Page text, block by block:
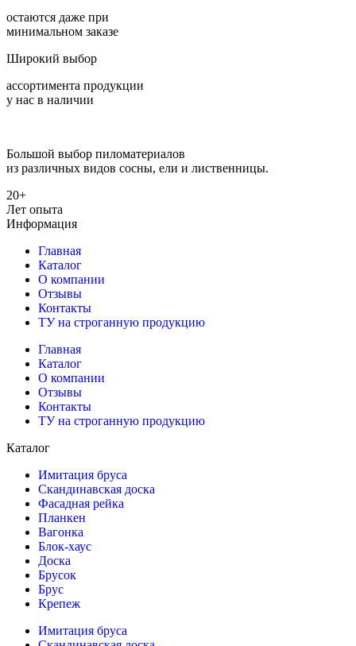
остаются даже при
минимальном заказе
Широкий выбор
ассортимента продукции
у нас в наличии
Большой выбор пиломатериалов
из различных видов сосны, ели и лиственницы.
20+
Лет опыта
Информация
Главная
Каталог
О компании
Отзывы
Контакты
ТУ на строганную продукцию
Главная
Каталог
О компании
Отзывы
Контакты
ТУ на строганную продукцию
Каталог
Имитация бруса
Скандинавская доска
Фасадная рейка
Планкен
Вагонка
Блок-хаус
Доска
Брусок
Брус
Крепеж
Имитация бруса